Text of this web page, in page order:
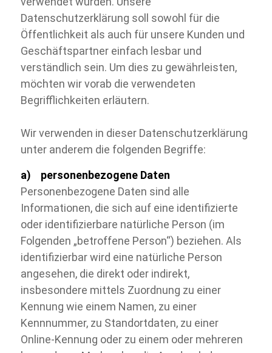
Datenschutzerklärung soll sowohl für die
Öffentlichkeit als auch für unsere Kunden und
Geschäftspartner einfach lesbar und
verständlich sein. Um dies zu gewährleisten,
möchten wir vorab die verwendeten
Begrifflichkeiten erläutern.
Wir verwenden in dieser Datenschutzerklärung
unter anderem die folgenden Begriffe:
a) personenbezogene Daten
Personenbezogene Daten sind alle
Informationen, die sich auf eine identifizierte
oder identifizierbare natürliche Person (im
Folgenden „betroffene Person“) beziehen. Als
identifizierbar wird eine natürliche Person
angesehen, die direkt oder indirekt,
insbesondere mittels Zuordnung zu einer
Kennung wie einem Namen, zu einer
Kennnummer, zu Standortdaten, zu einer
Online-Kennung oder zu einem oder mehreren